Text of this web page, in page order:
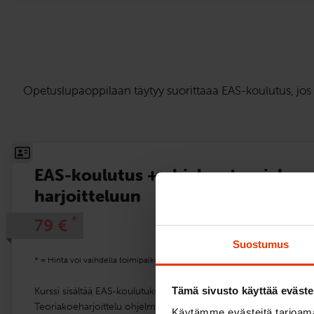
Suostumus
Tämä sivusto käyttää
Opetuslupaoppilaan täytyy suorittaaa EAS-koulutus,
EAS-koulutus + ohjelma teoriakoe­
harjoitteluun
79 € *
* = Hinta voi vaihdella toimipaikoittain.
Kurssi sisältää EAS-koulutuksen teoriatunnit ja
Teoriakoeharjoittelu ohjelma on käytössä niin kauan kuin EAS-